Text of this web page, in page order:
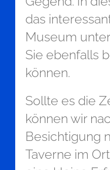
das
Museum
Sie ebenfalls
können.
Sollte es die
können wir
Besichtigung
Taverne im